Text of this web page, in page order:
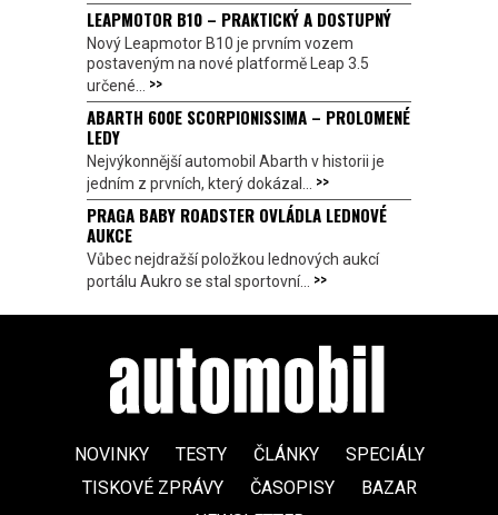
LEAPMOTOR B10 – PRAKTICKÝ A DOSTUPNÝ
Nový Leapmotor B10 je prvním vozem
postaveným na nové platformě Leap 3.5
určené... >>
ABARTH 600E SCORPIONISSIMA – PROLOMENÉ
LEDY
Nejvýkonnější automobil Abarth v historii je
jedním z prvních, který dokázal... >>
PRAGA BABY ROADSTER OVLÁDLA LEDNOVÉ
AUKCE
Vůbec nejdražší položkou lednových aukcí
portálu Aukro se stal sportovní... >>
NOVINKY TESTY ČLÁNKY
SPECIÁLY
TISKOVÉ ZPRÁVY
ČASOPISY
BAZAR